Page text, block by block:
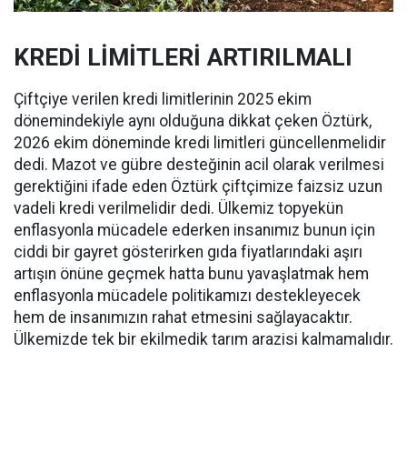
KREDİ LİMİTLERİ ARTIRILMALI
Çiftçiye verilen kredi limitlerinin 2025 ekim
dönemindekiyle aynı olduğuna dikkat çeken Öztürk,
2026 ekim döneminde kredi limitleri güncellenmelidir
dedi. Mazot ve gübre desteğinin acil olarak verilmesi
gerektiğini ifade eden Öztürk çiftçimize faizsiz uzun
vadeli kredi verilmelidir dedi. Ülkemiz topyekün
enflasyonla mücadele ederken insanımız bunun için
ciddi bir gayret gösterirken gıda fiyatlarındaki aşırı
artışın önüne geçmek hatta bunu yavaşlatmak hem
enflasyonla mücadele politikamızı destekleyecek
hem de insanımızın rahat etmesini sağlayacaktır.
Ülkemizde tek bir ekilmedik tarım arazisi kalmamalıdır.